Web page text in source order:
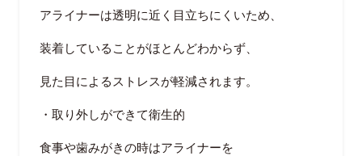
アライナーは透明に近く目立ちにくいため、
装着していることがほとんどわからず、
見た目によるストレスが軽減されます。
・取り外しができて衛生的
食事や歯みがきの時はアライナーを